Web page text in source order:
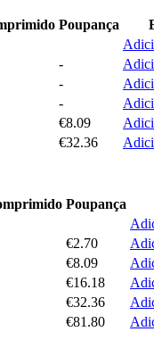
Poupança
-
-
-
€8.09
€32.36
Poupança
€2.70
€8.09
€16.18
€32.36
€81.80